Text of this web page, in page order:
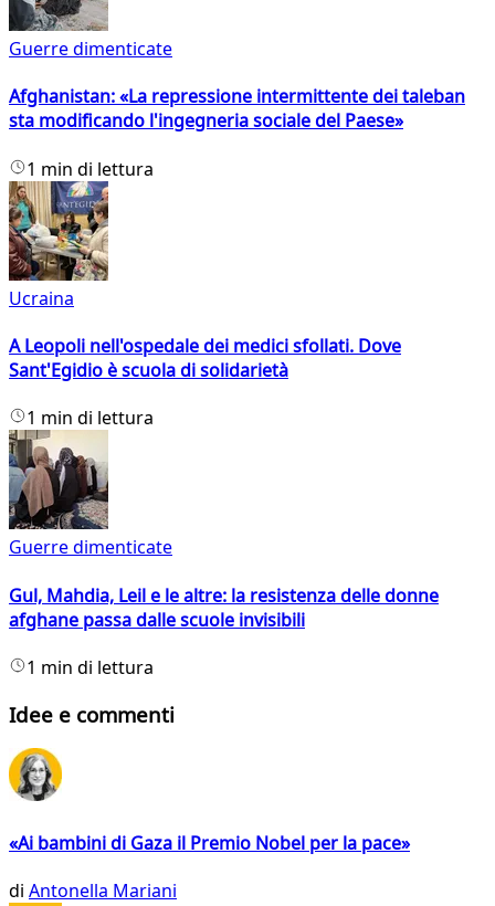
Guerre dimenticate
Afghanistan: «La repressione intermittente dei taleban
sta modificando l'ingegneria sociale del Paese»
1 min di lettura
Ucraina
A Leopoli nell'ospedale dei medici sfollati. Dove
Sant'Egidio è scuola di solidarietà
1 min di lettura
Guerre dimenticate
Gul, Mahdia, Leil e le altre: la resistenza delle donne
afghane passa dalle scuole invisibili
1 min di lettura
Idee e commenti
«Ai bambini di Gaza il Premio Nobel per la pace»
di Antonella Mariani